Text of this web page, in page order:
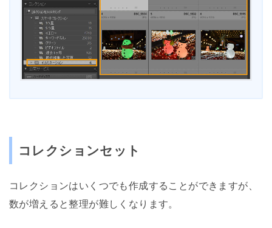
コレクションセット
コレクションはいくつでも作成することができますが、
数が増えると整理が難しくなります。